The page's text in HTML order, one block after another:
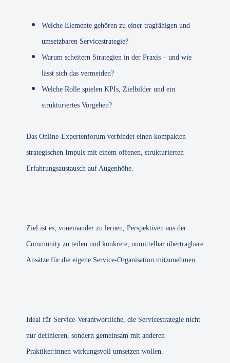
Welche Elemente gehören zu einer tragfähigen und
umsetzbaren Servicestrategie?
Warum scheitern Strategien in der Praxis – und wie
lässt sich das vermeiden?
Welche Rolle spielen KPIs, Zielbilder und ein
strukturiertes Vorgehen?
Das Online-Expertenforum verbindet einen kompakten
strategischen Impuls mit einem offenen, strukturierten
Erfahrungsaustausch auf Augenhöhe.
Ziel ist es, voneinander zu lernen, Perspektiven aus der
Community zu teilen und konkrete, unmittelbar übertragbare
Ansätze für die eigene Service-Organisation mitzunehmen.
Ideal für Service-Verantwortliche, die Servicestrategie nicht
nur definieren, sondern gemeinsam mit anderen
Praktiker:innen wirkungsvoll umsetzen wollen.